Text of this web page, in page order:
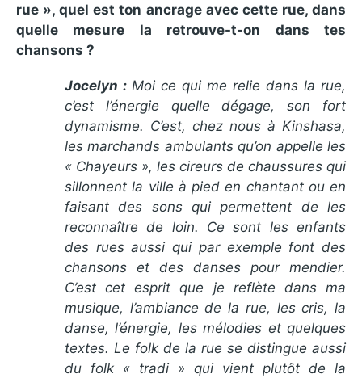
rue », quel est ton ancrage avec cette rue, dans
quelle mesure la retrouve-t-on dans tes
chansons ?
Jocelyn : Moi ce qui me relie dans la rue,
c’est l’énergie quelle dégage, son fort
dynamisme. C’est, chez nous à Kinshasa,
les marchands ambulants qu’on appelle les
« Chayeurs », les cireurs de chaussures qui
sillonnent la ville à pied en chantant ou en
faisant des sons qui permettent de les
reconnaître de loin. Ce sont les enfants
des rues aussi qui par exemple font des
chansons et des danses pour mendier.
C’est cet esprit que je reflète dans ma
musique, l’ambiance de la rue, les cris, la
danse, l’énergie, les mélodies et quelques
textes. Le folk de la rue se distingue aussi
du folk « tradi » qui vient plutôt de la